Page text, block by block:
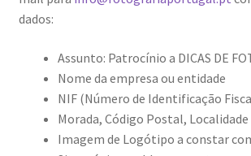
Sentir a Ria
Shades of Sensuality
dados:
Assunto: Patrocínio a DICAS DE
Nome da empresa ou entidade
NIF (Número de Identificação
Morada, Código Postal,
Imagem de Logótipo a constar